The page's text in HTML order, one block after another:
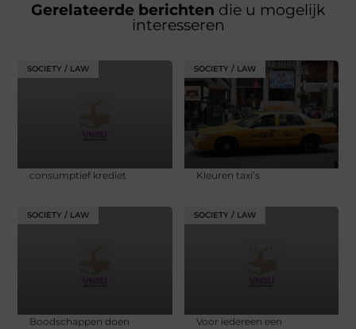
Gerelateerde berichten die u mogelijk
interesseren
SOCIETY / LAW
consumptief krediet
SOCIETY / LAW
Kleuren taxi’s
SOCIETY / LAW
Boodschappen doen
SOCIETY / LAW
Voor iedereen een